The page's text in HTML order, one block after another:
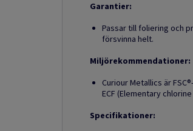
Garantier:
Passar till foliering och
försvinna helt.
Miljörekommendationer:
Curiour Metallics är
ECF (Elementary
Specifikationer: